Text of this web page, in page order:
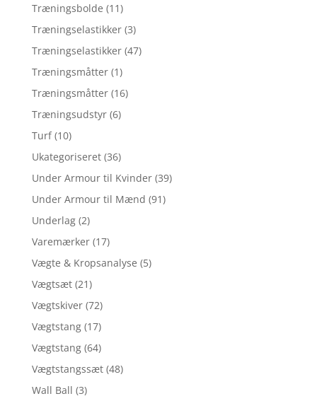
Træningsbolde (11)
Træningselastikker (3)
Træningselastikker (47)
Træningsmåtter (1)
Træningsmåtter (16)
Træningsudstyr (6)
Turf (10)
Ukategoriseret (36)
Under Armour til Kvinder (39)
Under Armour til Mænd (91)
Underlag (2)
Varemærker (17)
Vægte & Kropsanalyse (5)
Vægtsæt (21)
Vægtskiver (72)
Vægtstang (17)
Vægtstang (64)
Vægtstangssæt (48)
Wall Ball (3)